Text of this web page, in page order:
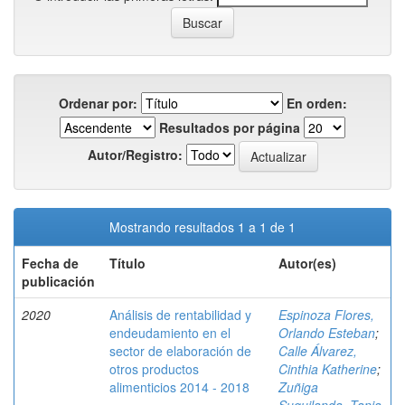
Ordenar por:
En orden:
Resultados por página
Autor/Registro:
Mostrando resultados 1 a 1 de 1
Fecha de
publicación
Título Autor(es)
2020
Análisis de rentabilidad y
endeudamiento en el
sector de elaboración de
otros productos
alimenticios 2014 - 2018
Espinoza Flores,
Orlando Esteban;
Calle Álvarez,
Cinthia Katherine;
Zuñiga